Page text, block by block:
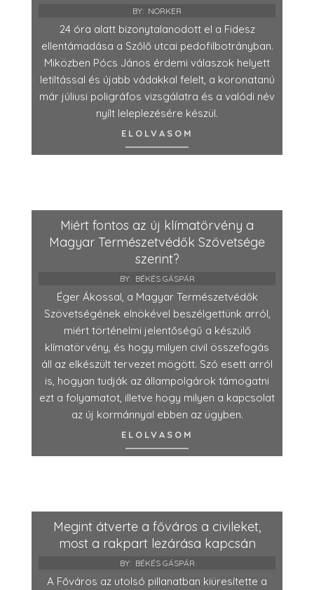
BY: NORKER
24 óra alatt bizonytalanodott el a Fidesz
ellentámadása a Szőlő utcai pedofilbotrányban.
Miközben Pócs János érdemi válaszok helyett
letiltással és újabb vádakkal felelt, a koronatanú
már júliusi poligráfos vizsgálatra és a valódi név
nyílt leleplezésére készül.
ELOLVASOM
Miért fontos az új klímatörvény a
Magyar Természetvédők Szövetsége
szerint?
BY: BÉKÉS GÁSPÁR
Éger Ákossal, a Magyar Természetvédők
Szövetségének elnökével beszélgettünk arról,
miért történelmi jelentőségű a készülő
klímatörvény, és hogy milyen civil összefogás
áll az elkészült tervezet mögött. Szó esett arról
is, hogyan tudják az állampolgárok támogatni
ezt a folyamatot, illetve hogy milyen a kapcsolat
az új kormánnyal ebben az ügyben.
ELOLVASOM
Megint átverte a főváros a civileket,
most a rakpart lezárása kapcsán
BY: BÉKÉS GÁSPÁR
A Főváros az utolsó pillanatban kiüresítette a